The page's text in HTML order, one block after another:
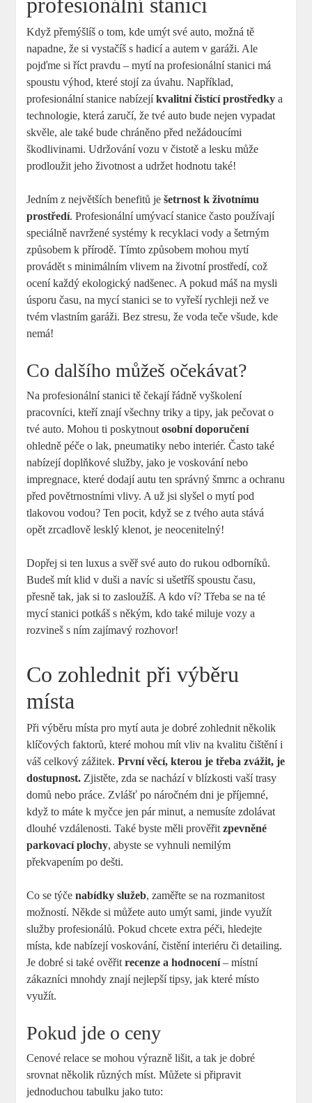
profesionální stanici
Když přemýšlíš o tom, kde umýt své auto, možná tě
napadne, že si vystačíš s hadicí a autem v garáži. Ale
pojďme si říct pravdu – mytí na profesionální stanici má
spoustu výhod, které stojí za úvahu. Například,
profesionální stanice nabízejíkvalitní čistící prostředky a
technologie, která zaručí, že tvé auto bude nejen vypadat
skvěle, ale také bude chráněno před nežádoucími
škodlivinami. Udržování vozu v čistotě a lesku může
prodloužit jeho životnost a udržet hodnotu také!
Jedním z největších benefitů ješetrnost k životnímu
prostředí. Profesionální umývací stanice často používají
speciálně navržené systémy k recyklaci vody a šetrným
způsobem k přírodě. Tímto způsobem mohou mytí
provádět s minimálním vlivem na životní prostředí, což
ocení každý ekologický nadšenec. A pokud máš na mysli
úsporu času, na mycí stanici se to vyřeší rychleji než ve
tvém vlastním garáži. Bez stresu, že voda teče všude, kde
nemá!
Co dalšího můžeš očekávat?
Na profesionální stanici tě čekají řádně vyškolení
pracovníci, kteří znají všechny triky a tipy, jak pečovat o
tvé auto. Mohou ti poskytnoutosobní doporučení
ohledně péče o lak, pneumatiky nebo interiér. Často také
nabízejí doplňkové služby, jako je voskování nebo
impregnace, které dodají autu ten správný šmrnc a ochranu
před povětrnostními vlivy. A už jsi slyšel o mytí pod
tlakovou vodou? Ten pocit, když se z tvého auta stává
opět zrcadlově lesklý klenot, je neocenitelný!
Dopřej si ten luxus a svěř své auto do rukou odborníků.
Budeš mít klid v duši a navíc si ušetříš spoustu času,
přesně tak, jak si to zasloužíš. A kdo ví? Třeba se na té
mycí stanici potkáš s někým, kdo také miluje vozy a
rozvineš s ním zajímavý rozhovor!
Co zohlednit při výběru
místa
Při výběru místa pro mytí auta je dobré zohlednit několik
klíčových faktorů, které mohou mít vliv na kvalitu čištění i
váš celkový zážitek.První věcí, kterou je třeba zvážit, je
dostupnost. Zjistěte, zda se nachází v blízkosti vaší trasy
domů nebo práce. Zvlášť po náročném dni je příjemné,
když to máte k myčce jen pár minut, a nemusíte zdolávat
dlouhé vzdálenosti. Také byste měli prověřitzpevněné
parkovací plochy, abyste se vyhnuli nemilým
překvapením po dešti.
Co se týčenabídky služeb, zaměřte se na rozmanitost
možností. Někde si můžete auto umýt sami, jinde využít
služby profesionálů. Pokud chcete extra péči, hledejte
místa, kde nabízejí voskování, čistění interiéru či detailing.
Je dobré si také ověřitrecenze a hodnocení– místní
zákazníci mnohdy znají nejlepší tipsy, jak které místo
využít.
Pokud jde o ceny
Cenové relace se mohou výrazně lišit, a tak je dobré
srovnat několik různých míst. Můžete si připravit
jednoduchou tabulku jako tuto: